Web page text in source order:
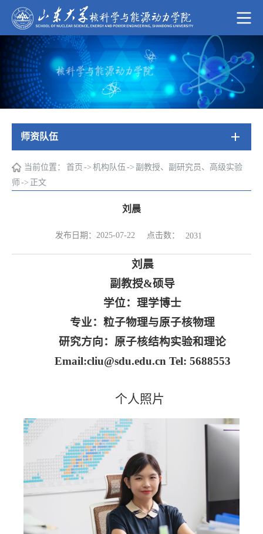
师资队伍
当前位置： 首页 -> 机构队伍 -> 副教授、副研究员、高级实验
师 -> 正文
刘晨
发布日期：2025-07-22 点击数： 2031
刘晨
副教授&硕导
学位：理学博士
专业：粒子物理与原子核物理
研究方向：原子核结构实验和理论
Email:cliu@sdu.edu.cn Tel: 5688553
个人照片